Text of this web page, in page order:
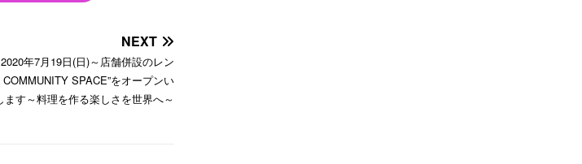
NEXT
年7月19日(日)～店舗併設のレン
SPACE”をオープンい
ます～料理を作る楽しさを世界へ～